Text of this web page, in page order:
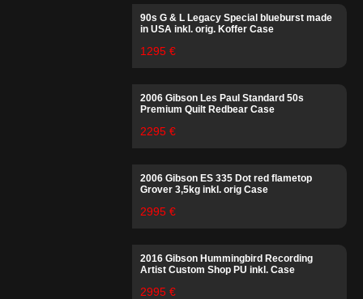
90s G & L Legacy Special blueburst made
in USA inkl. orig. Koffer Case
1295 €
2006 Gibson Les Paul Standard 50s
Premium Quilt Redbear Case
2295 €
2006 Gibson ES 335 Dot red flametop
Grover 3,5kg inkl. orig Case
2995 €
2016 Gibson Hummingbird Recording
Artist Custom Shop PU inkl. Case
2995 €